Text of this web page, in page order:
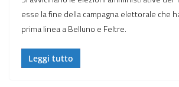
esse la fine della campagna elettorale che
prima linea a Belluno e Feltre.
Leggi tutto